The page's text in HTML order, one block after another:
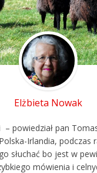
Elżbieta Nowak
powiedział pan
Irlandia, podczas
słuchać bo jest w
mówienia i